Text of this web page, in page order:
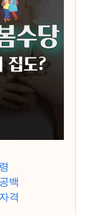
백
격